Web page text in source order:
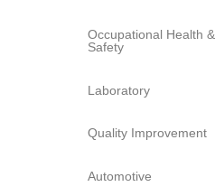
Occupational Health &
Safety
Laboratory
Quality Improvement
Automotive